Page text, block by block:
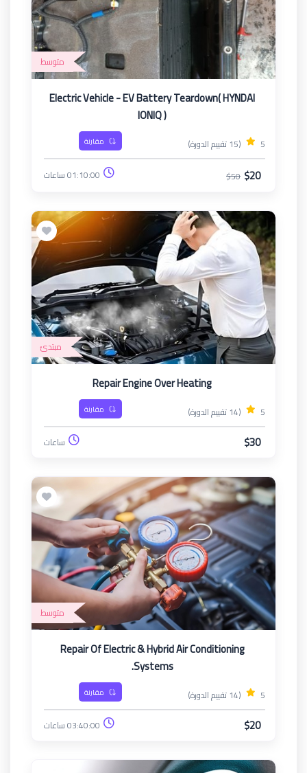
متوسط
Electric Vehicle - EV Battery Teardown( HYNDAI
IONIQ )
5 (15 تقييم الدورة) مقارنة
$20
$50 01:10:00 ساعات
مبتدئ
Repair Engine Over Heating
5 (14 تقييم الدورة) مقارنة
$30 ساعات
متوسط
Repair Of Electric & Hybrid Air Conditioning
Systems.
5 (14 تقييم الدورة) مقارنة
$20 03:40:00 ساعات